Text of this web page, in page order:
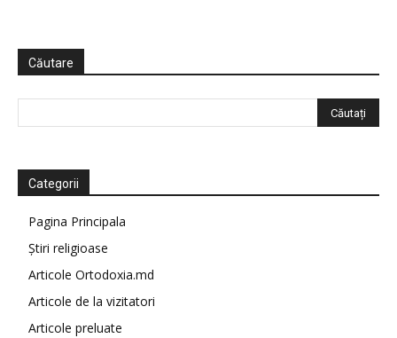
Căutare
Categorii
Pagina Principala
Știri religioase
Articole Ortodoxia.md
Articole de la vizitatori
Articole preluate